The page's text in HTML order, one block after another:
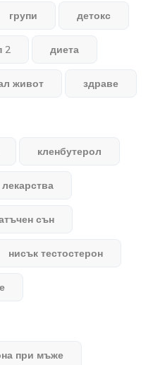
групи детокс
2 диета
живот здраве
кленбутерол
лекарства
сън
нисък тестостерон
при мъже